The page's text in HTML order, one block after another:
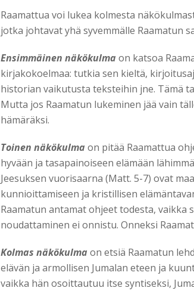
Raamattua voi lukea kolmesta
jotka johtavat yhä syvemmälle Raamatun
Ensimmäinen näkökulma on katsoa
kirjakokoelmaa: tutkia sen kieltä,
historian vaikutusta teksteihin jne. Tämä
Mutta jos Raamatun lukeminen jää vain
hämäräksi.
Toinen näkökulma on pitää Raamattua
hyvään ja tasapainoiseen elämään
Jeesuksen vuorisaarna (Matt. 5-7) ovat
kunnioittamiseen ja kristillisen
Raamatun antamat ohjeet todesta, vaikka
noudattaminen ei onnistu. Onneksi
Kolmas näkökulma on etsiä Raamatun
elävän ja armollisen Jumalan eteen ja
vaikka hän osoittautuu itse syntiseksi,